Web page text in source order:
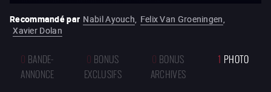
Recommandé par Nabil Ayouch, Felix Van Groeningen,
Xavier Dolan
0 BANDE-
ANNONCE
0 BONUS
EXCLUSIFS
0 BONUS
ARCHIVES
1 PHOTO